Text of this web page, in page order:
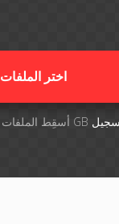
اختر الملفات